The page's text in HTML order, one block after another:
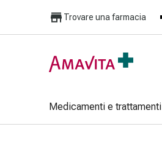
Medicamenti
Lesioni
cutanee
cicatrici
Trovare una farmacia
Medicamenti e trattamenti